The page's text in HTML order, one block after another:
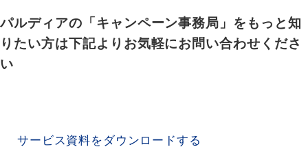
パルディアの「キャンペーン事務局」をもっと知
りたい方は下記よりお気軽にお問い合わせくださ
い
サービス資料をダウンロードする